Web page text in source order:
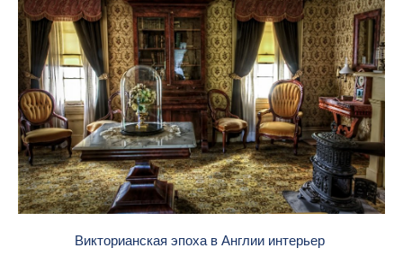
Викторианская эпоха в Англии интерьер